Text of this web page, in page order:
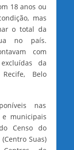
18 anos ou
mas
o total da
no país.
com
da
Belo
nas
e municipais
Censo do
Suas)